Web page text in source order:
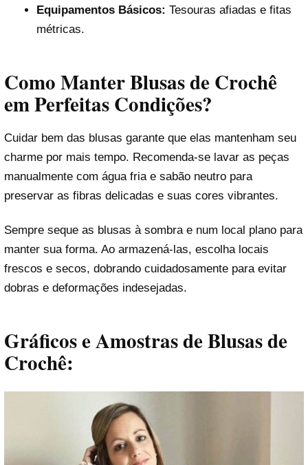
Equipamentos Básicos: Tesouras afiadas e fitas
métricas.
Como Manter Blusas de Crochê
em Perfeitas Condições?
Cuidar bem das blusas garante que elas mantenham seu
charme por mais tempo. Recomenda-se lavar as peças
manualmente com água fria e sabão neutro para
preservar as fibras delicadas e suas cores vibrantes.
Sempre seque as blusas à sombra e num local plano para
manter sua forma. Ao armazená-las, escolha locais
frescos e secos, dobrando cuidadosamente para evitar
dobras e deformações indesejadas.
Gráficos e Amostras de Blusas de
Crochê: